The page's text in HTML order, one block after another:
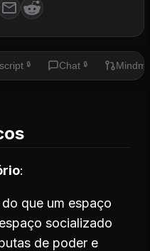
🔒 Chat 🔒
que um espaço
socializado
de poder e